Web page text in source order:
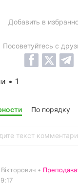
Добавить в
Посоветуйтесь с
• 1
По порядку
•